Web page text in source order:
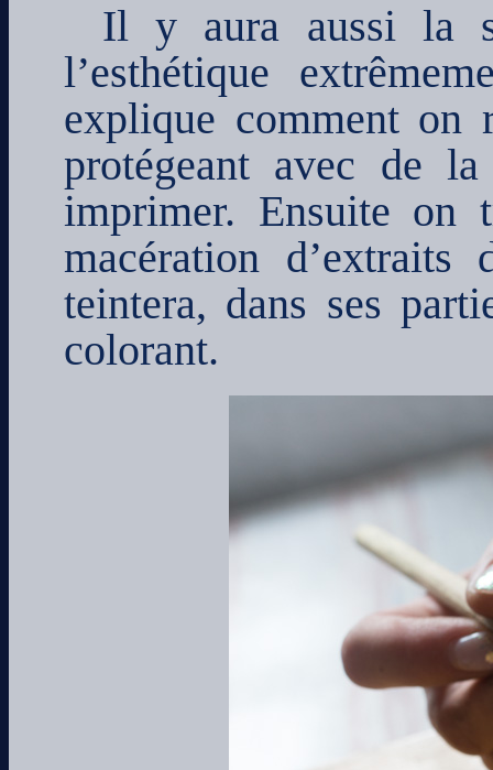
Il y aura aussi la
l’esthétique
explique comment on
protégeant avec de
imprimer. Ensuite on
macération
teintera, dans ses
colorant.